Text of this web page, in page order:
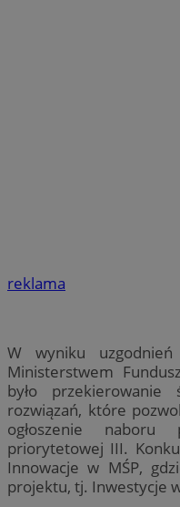
reklama
W wyniku
Ministerstwem
było przekierowanie
rozwiązań, które
ogłoszenie
priorytetowej III.
Innowacje w MŚP,
projektu, tj. Inwestycje